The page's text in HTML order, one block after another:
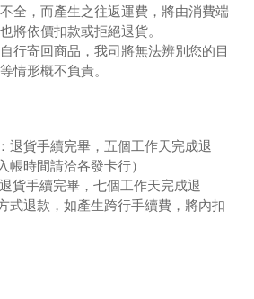
全，而產生之往返運費，將由消費端
將依價扣款或拒絕退貨。
行寄回商品，我司將無法辨別您的目
情形概不負責。
退貨手續完畢，五個工作天完成退
帳時間請洽各發卡行）
貨手續完畢，七個工作天完成退
式退款，如產生跨行手續費，將內扣